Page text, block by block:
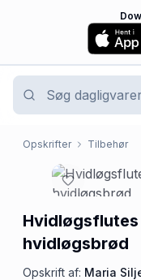
Opskrifter Tilbehør
Hvidløgsflutes
hvidløgsbrød
Opskrift af: Maria